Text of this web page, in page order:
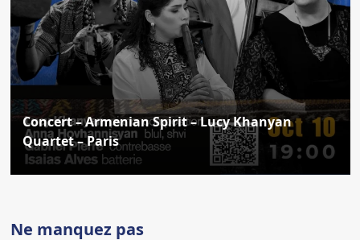
Concert – Armenian Spirit – Lucy Khanyan
Quartet – Paris
Ne manquez pas